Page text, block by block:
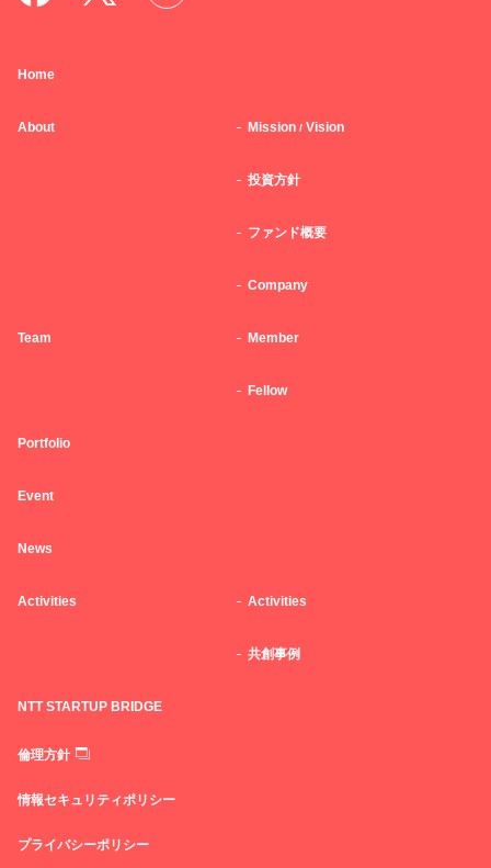
Home
About Mission / Vision
投資方針
ファンド概要
Company
Team Member
Fellow
Portfolio
Event
News
Activities Activities
共創事例
NTT STARTUP BRIDGE
倫理方針
情報セキュリティポリシー
プライバシーポリシー